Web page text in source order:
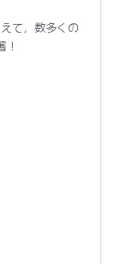
て，数多くの